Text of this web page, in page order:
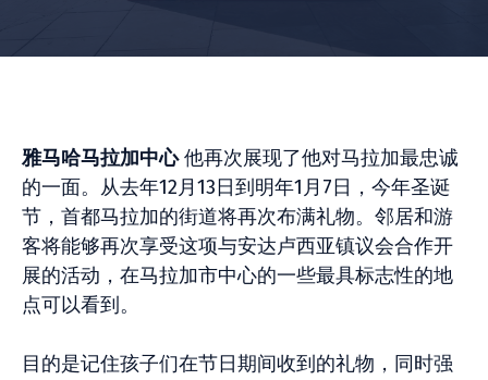
雅马哈马拉加中心他再次展现了他对马拉加最忠诚
的一面。从去年12月13日到明年1月7日，今年圣诞
节，首都马拉加的街道将再次布满礼物。邻居和游
客将能够再次享受这项与安达卢西亚镇议会合作开
展的活动，在马拉加市中心的一些最具标志性的地
点可以看到。
目的是记住孩子们在节日期间收到的礼物，同时强